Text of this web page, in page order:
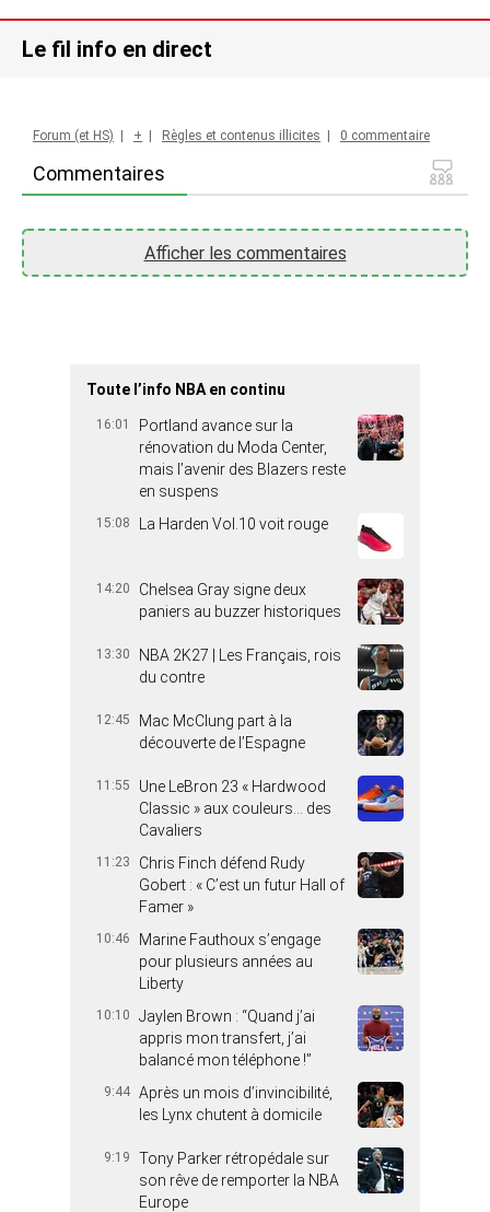
Le fil info en direct
Commentaires
Forum (et HS) | + | Règles et contenus illicites | 0 commentaire
Afficher les commentaires
Toute l’info NBA en continu
16:01
Portland avance sur la
rénovation du Moda Center,
mais l’avenir des Blazers reste
en suspens
15:08 La Harden Vol.10 voit rouge
14:20
Chelsea Gray signe deux
paniers au buzzer historiques
13:30
NBA 2K27 | Les Français, rois
du contre
12:45
Mac McClung part à la
découverte de l’Espagne
11:55
Une LeBron 23 « Hardwood
Classic » aux couleurs… des
Cavaliers
11:23
Chris Finch défend Rudy
Gobert : « C’est un futur Hall of
Famer »
10:46
Marine Fauthoux s’engage
pour plusieurs années au
Liberty
10:10
Jaylen Brown : “Quand j’ai
appris mon transfert, j’ai
balancé mon téléphone !”
9:44 Après un mois d’invincibilité,
les Lynx chutent à domicile
9:19
Tony Parker rétropédale sur
son rêve de remporter la NBA
Europe